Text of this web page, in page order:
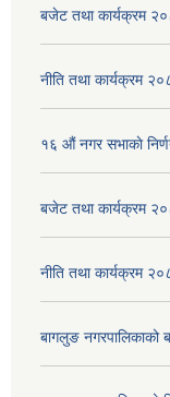
बजेट तथा कार्यक्रम
नीति तथा कार्यक्रम
१६ ‌औं नगर सभाकाे
बजेट तथा कार्यक्रम
नीति तथा कार्यक्रम
बागलुङ